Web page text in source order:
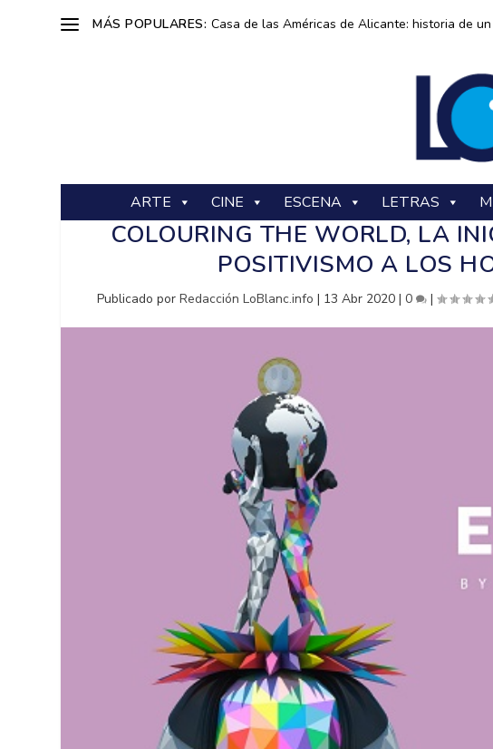
MÁS POPULARES: Casa de las Américas de Alicante: historia de un
ARTE CINE ESCENA LETRAS
COLOURING THE WORLD, LA
POSITIVISMO A LOS
Publicado porRedacción LoBlanc.info | 13 Abr 2020 |0 |